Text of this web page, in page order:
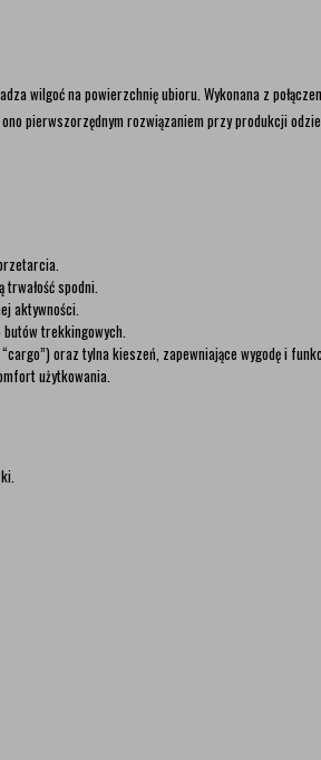
wilgoć na powierzchnię ubioru. Wykonana z
pierwszorzędnym rozwiązaniem przy produkcji
spodni.
aktywności.
butów trekkingowych.
oraz tylna kieszeń, zapewniające wygodę i
użytkowania.